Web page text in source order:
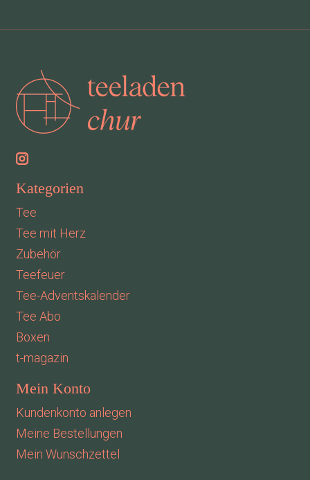
Kategorien
Tee
Tee mit Herz
Zubehör
Teefeuer
Tee-Adventskalender
Tee Abo
Boxen
t-magazin
Mein Konto
Kundenkonto anlegen
Meine Bestellungen
Mein Wunschzettel